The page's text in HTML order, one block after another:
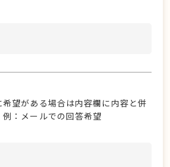
望がある場合は内容欄に内容と併
：メールでの回答希望